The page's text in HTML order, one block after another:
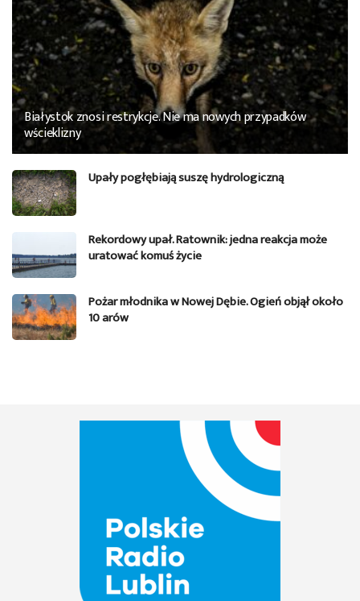
Białystok znosi restrykcje. Nie ma nowych przypadków
wścieklizny
Upały pogłębiają suszę hydrologiczną
Rekordowy upał. Ratownik: jedna reakcja może
uratować komuś życie
Pożar młodnika w Nowej Dębie. Ogień objął około
10 arów